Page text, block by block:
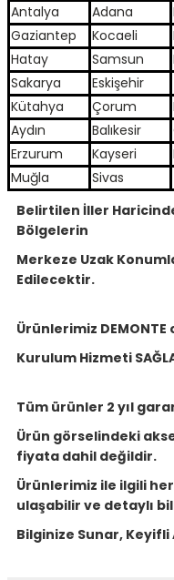
Antalya
Adana
Gaziantep
Kocaeli
Hatay
Samsun
Sakarya
Eskişehir
Kütahya
Çorum
Aydın
Balıkesir
Erzurum
Kayseri
Muğla
Sivas
Belirtilen İller
Bölgelerin
Merkeze Uzak
Edilecektir.
Ürünlerimiz
Kurulum Hizmeti
Tüm ürünler 2 yıl
Ürün görselindeki
fiyata dahil değildir.
Ürünlerimiz ile ilgili
ulaşabilir ve detaylı
Bilginize Sunar, Keyifli